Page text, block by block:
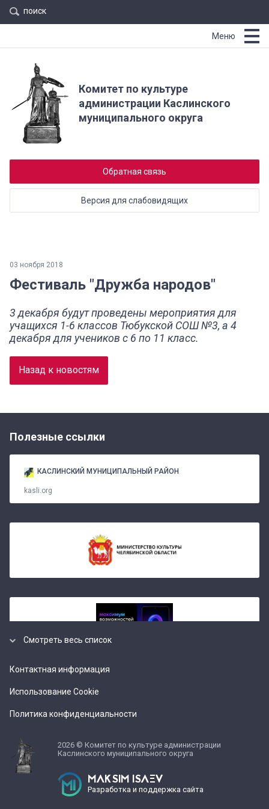
поиск
Меню
Комитет по культуре
администрации Каслинского
муниципального округа
Обратная связь
Версия для слабовидящих
03 ноября 2018
Фестиваль "Дружба народов"
3 декабря будут проведены мероприятия для
учащихся 1-6 классов Тюбукской СОШ №3, а 4
декабря для учеников с 6 по 11 класс.
Назад к новостям
Полезные ссылки
КАСЛИНСКИЙ МУНИЦИПАЛЬНЫЙ РАЙОН
kasli.org
Смотреть весь список
Контактная информация
Использование Cookie
Политика конфиденциальности
2026 © Комитет по культуре администрации
Каслинского муниципального округа
MAKSIM ISAEV
Разработка и поддержка сайта